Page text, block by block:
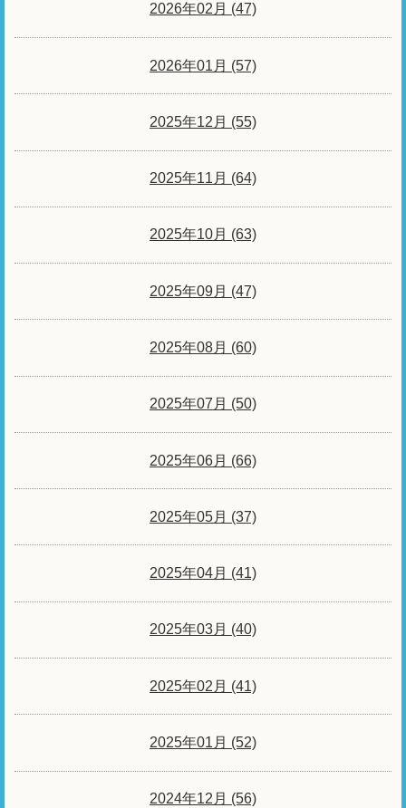
2026年02月 (47)
2026年01月 (57)
2025年12月 (55)
2025年11月 (64)
2025年10月 (63)
2025年09月 (47)
2025年08月 (60)
2025年07月 (50)
2025年06月 (66)
2025年05月 (37)
2025年04月 (41)
2025年03月 (40)
2025年02月 (41)
2025年01月 (52)
2024年12月 (56)